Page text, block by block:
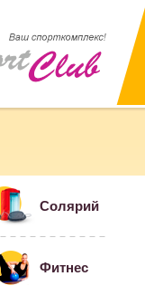
Солярий
Фитнес